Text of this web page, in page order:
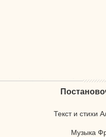
Текст и стихи
Музыка